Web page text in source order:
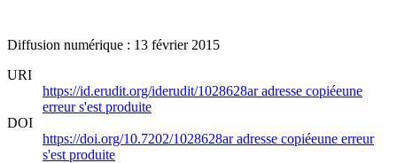
Diffusion numérique : 13 février 2015
URI
https://id.erudit.org/iderudit/1028628aradresse copiéeune
erreur s'est produite
DOI
https://doi.org/10.7202/1028628aradresse copiéeune erreur
s'est produite